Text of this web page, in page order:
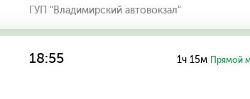
ГУП "Владимирский автовокзал"
18:55 1ч 15м Прямой